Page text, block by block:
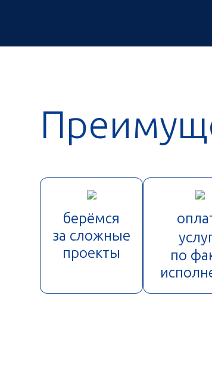
берёмся
за сложные
проекты
по